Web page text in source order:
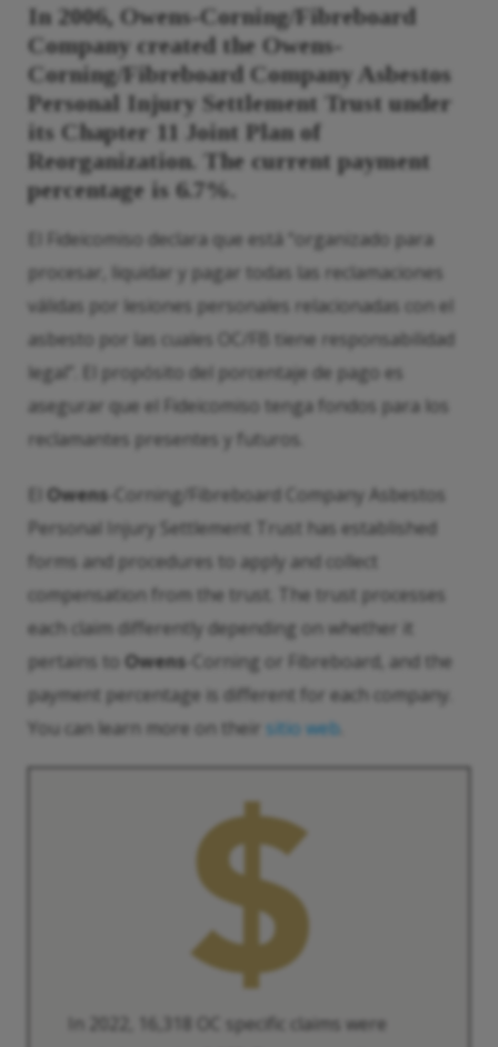
In 2006, Owens-Corning/Fibreboard
Company created the Owens-
Corning/Fibreboard Company Asbestos
Personal Injury Settlement Trust under
its Chapter 11 Joint Plan of
Reorganization. The current payment
percentage is 6.7%.
El Fideicomiso declara que está “organizado para
procesar, liquidar y pagar todas las reclamaciones
válidas por lesiones personales relacionadas con el
asbesto por las cuales OC/FB tiene responsabilidad
legal”. El propósito del porcentaje de pago es
asegurar que el Fideicomiso tenga fondos para los
reclamantes presentes y futuros.
Owens-Corning/Fibreboard Company Asbestos
Personal Injury Settlement Trust has established
forms and procedures to apply and collect
compensation from the trust. The trust processes
each claim differently depending on whether it
pertains to Owens-Corning or Fibreboard, and the
payment percentage is different for each company.
You can learn more on their sitio web
In 2022, 16,318 OC specific claims were